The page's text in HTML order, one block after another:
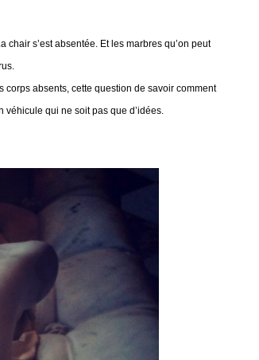
s’est absentée. Et les marbres qu’on peut
corps absents, cette question de savoir comment
qui ne soit pas que d’idées.